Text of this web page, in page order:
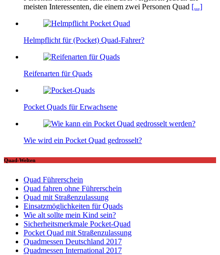
meisten Interessenten, die einem zwei Personen Quad [...]
Helmpflicht für (Pocket) Quad-Fahrer?
Reifenarten für Quads
Pocket Quads für Erwachsene
Wie wird ein Pocket Quad gedrosselt?
Quad-Welten
Quad Führerschein
Quad fahren ohne Führerschein
Quad mit Straßenzulassung
Einsatzmöglichkeiten für Quads
Wie alt sollte mein Kind sein?
Sicherheitsmerkmale Pocket-Quad
Pocket Quad mit Straßenzulassung
Quadmessen Deutschland 2017
Quadmessen International 2017